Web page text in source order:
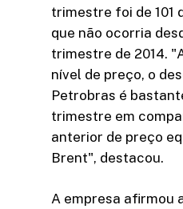
trimestre foi de 101
que não ocorria
trimestre de 2014.
nível de preço, o
Petrobras é
trimestre em
anterior de preço
Brent", destacou.
A empresa afirmou